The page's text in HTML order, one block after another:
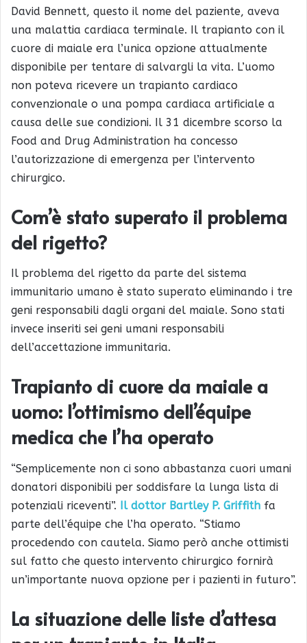
David Bennett, questo il nome del paziente, aveva
una malattia cardiaca terminale. Il trapianto con il
cuore di maiale era l’unica opzione attualmente
disponibile per tentare di salvargli la vita. L’uomo
non poteva ricevere un trapianto cardiaco
convenzionale o una pompa cardiaca artificiale a
causa delle sue condizioni. Il 31 dicembre scorso la
Food and Drug Administration ha concesso
l’autorizzazione di emergenza per l’intervento
chirurgico.
Com’è stato superato il problema
del rigetto?
Il problema del rigetto da parte del sistema
immunitario umano è stato superato eliminando i tre
geni responsabili dagli organi del maiale. Sono stati
invece inseriti sei geni umani responsabili
dell’accettazione immunitaria.
Trapianto di cuore da maiale a
uomo: l’ottimismo dell’équipe
medica che l’ha operato
“Semplicemente non ci sono abbastanza cuori umani
donatori disponibili per soddisfare la lunga lista di
potenziali riceventi”. Il dottor Bartley P. Griffith fa
parte dell’équipe che l’ha operato. “Stiamo
procedendo con cautela. Siamo però anche ottimisti
sul fatto che questo intervento chirurgico fornirà
un’importante nuova opzione per i pazienti in futuro”.
La situazione delle liste d’attesa